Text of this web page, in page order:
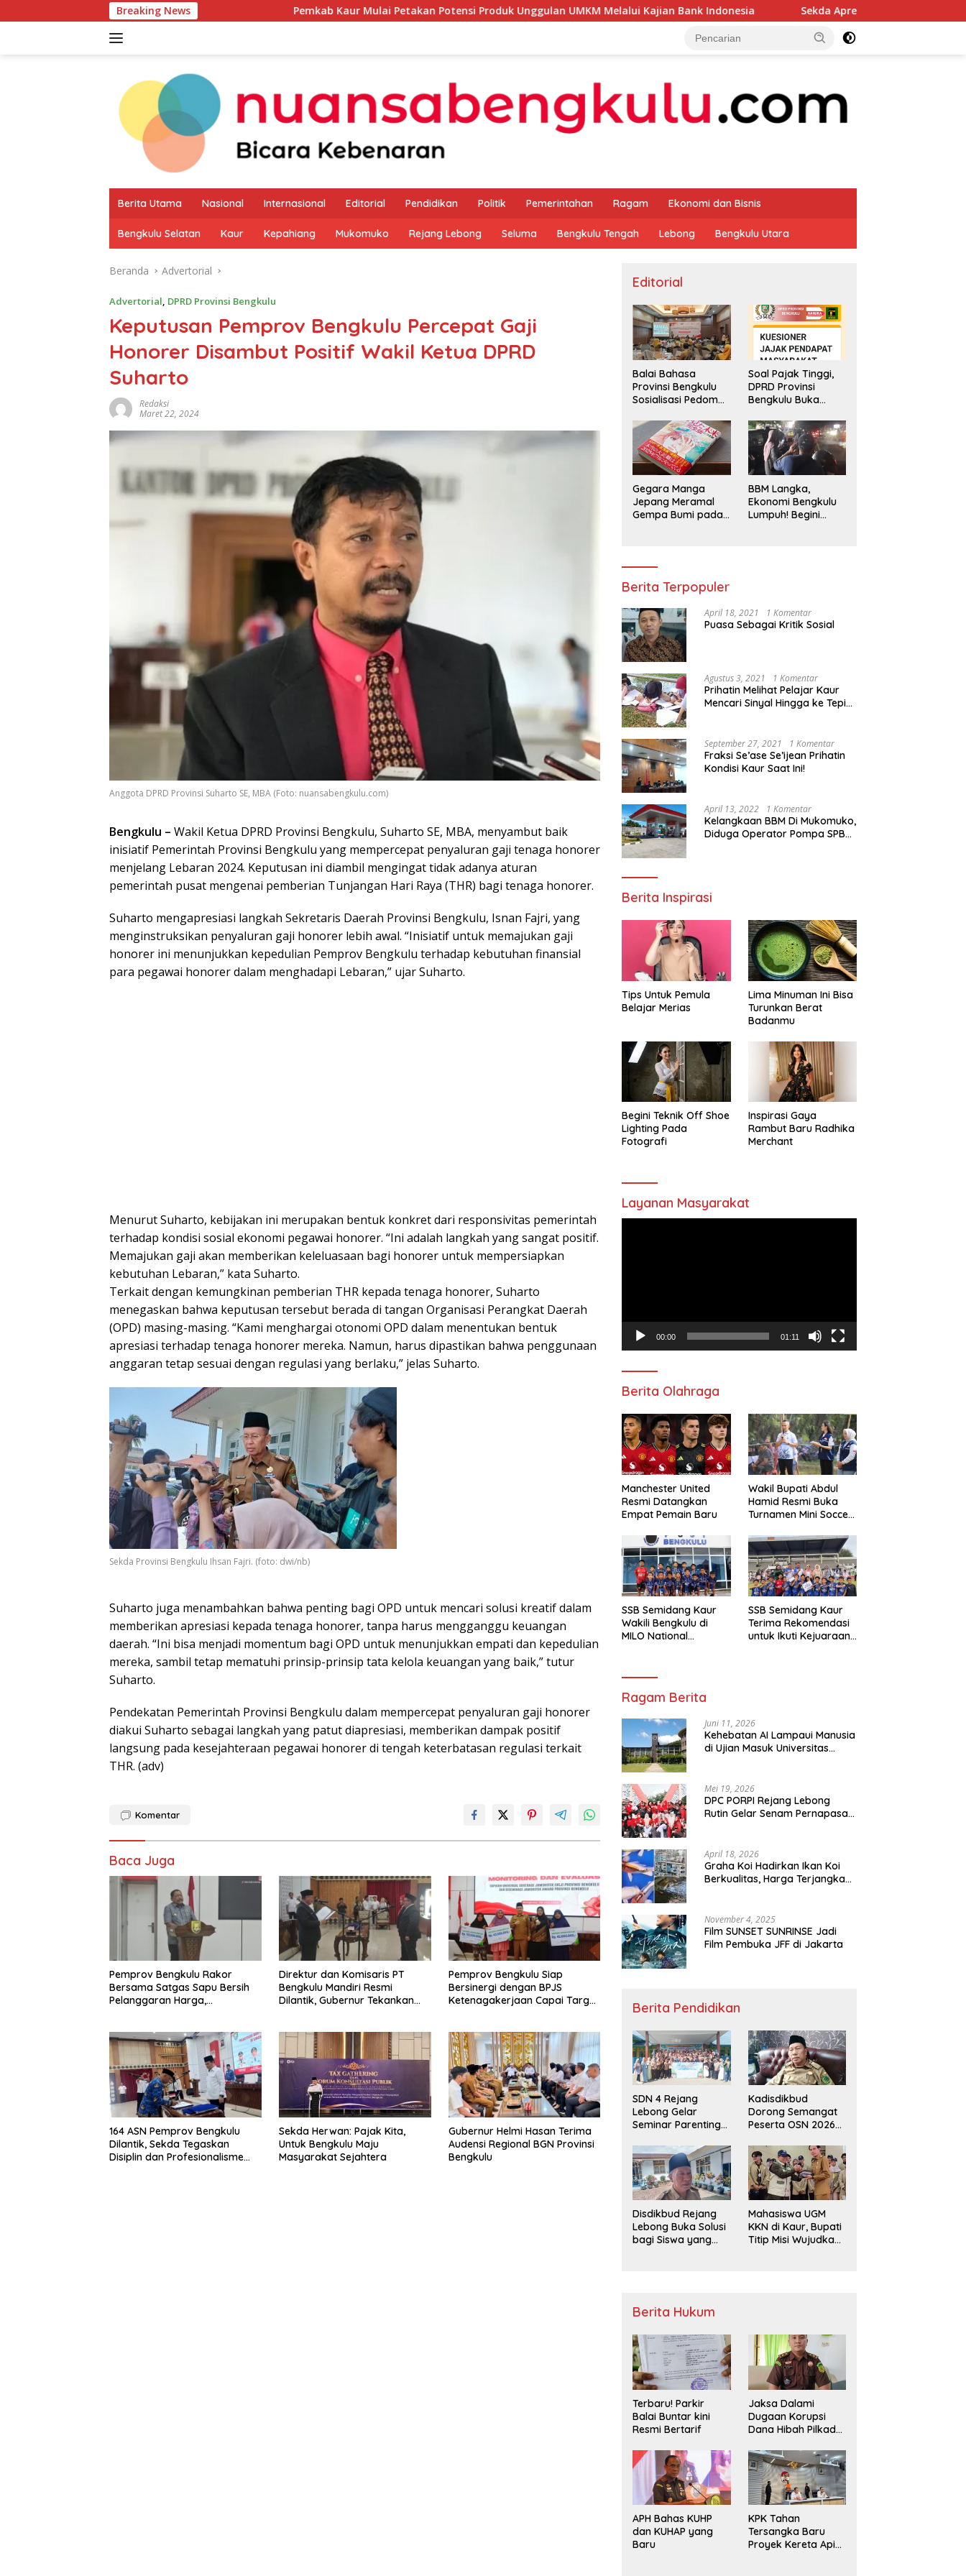
ke
Breaking News Pemkab Kaur Mulai Petakan Potensi Produk Unggulan UMKM Melalui Kajian Bank Indonesia Sekda Apresiasi Inspektorat Provinsi Bengkulu
Berita Utama Nasional Internasional Editorial Pendidikan Politik Pemerintahan Ragam Ekonomi dan Bisnis
Bengkulu Selatan Kaur Kepahiang Mukomuko Rejang Lebong Seluma Bengkulu Tengah Lebong Bengkulu Utara
Beranda Advertorial
Advertorial, DPRD Provinsi Bengkulu
Keputusan Pemprov Bengkulu Percepat Gaji
Honorer Disambut Positif Wakil Ketua DPRD
Suharto
Redaksi
Maret 22, 2024
Anggota DPRD Provinsi Suharto SE, MBA (Foto: nuansabengkulu.com)
Bengkulu – Wakil Ketua DPRD Provinsi Bengkulu, Suharto SE, MBA, menyambut baik
inisiatif Pemerintah Provinsi Bengkulu yang mempercepat penyaluran gaji tenaga honorer
menjelang Lebaran 2024. Keputusan ini diambil mengingat tidak adanya aturan
pemerintah pusat mengenai pemberian Tunjangan Hari Raya (THR) bagi tenaga honorer.
Suharto mengapresiasi langkah Sekretaris Daerah Provinsi Bengkulu, Isnan Fajri, yang
menginstruksikan penyaluran gaji honorer lebih awal. “Inisiatif untuk memajukan gaji
honorer ini menunjukkan kepedulian Pemprov Bengkulu terhadap kebutuhan finansial
para pegawai honorer dalam menghadapi Lebaran,” ujar Suharto.
Menurut Suharto, kebijakan ini merupakan bentuk konkret dari responsivitas pemerintah
terhadap kondisi sosial ekonomi pegawai honorer. “Ini adalah langkah yang sangat positif.
Memajukan gaji akan memberikan keleluasaan bagi honorer untuk mempersiapkan
kebutuhan Lebaran,” kata Suharto.
Terkait dengan kemungkinan pemberian THR kepada tenaga honorer, Suharto
menegaskan bahwa keputusan tersebut berada di tangan Organisasi Perangkat Daerah
(OPD) masing-masing. “Kami menghargai otonomi OPD dalam menentukan bentuk
apresiasi terhadap tenaga honorer mereka. Namun, harus dipastikan bahwa penggunaan
anggaran tetap sesuai dengan regulasi yang berlaku,” jelas Suharto.
Sekda Provinsi Bengkulu Ihsan Fajri. (foto: dwi/nb)
Suharto juga menambahkan bahwa penting bagi OPD untuk mencari solusi kreatif dalam
memberikan apresiasi kepada tenaga honorer, tanpa harus mengganggu keuangan
daerah. “Ini bisa menjadi momentum bagi OPD untuk menunjukkan empati dan kepedulian
mereka, sambil tetap mematuhi prinsip-prinsip tata kelola keuangan yang baik,” tutur
Suharto.
Pendekatan Pemerintah Provinsi Bengkulu dalam mempercepat penyaluran gaji honorer
diakui Suharto sebagai langkah yang patut diapresiasi, memberikan dampak positif
langsung pada kesejahteraan pegawai honorer di tengah keterbatasan regulasi terkait
THR. (adv)
Komentar
Baca Juga
Pemprov Bengkulu Rakor
Bersama Satgas Sapu Bersih
Pelanggaran Harga,
Sorotan
Direktur dan Komisaris PT
Bengkulu Mandiri Resmi
Dilantik, Gubernur Tekankan
Pemprov Bengkulu Siap
Bersinergi dengan BPJS
Ketenagakerjaan Capai Target
164 ASN Pemprov Bengkulu
Dilantik, Sekda Tegaskan
Disiplin dan Profesionalisme
Sekda Herwan: Pajak Kita,
Untuk Bengkulu Maju
Masyarakat Sejahtera
Gubernur Helmi Hasan Terima
Audensi Regional BGN Provinsi
Bengkulu
Editorial
Balai Bahasa
Provinsi Bengkulu
Sosialisasi Pedoman
Penggunaan
Bahasa Indonesia
Soal Pajak Tinggi,
DPRD Provinsi
Bengkulu Buka
Pengaduan
Masyarakat
Gegara Manga
Jepang Meramal
Gempa Bumi pada
BBM Langka,
Ekonomi Bengkulu
Lumpuh! Begini
Berita Terpopuler
April 18, 2021 1 Komentar
Puasa Sebagai Kritik Sosial
Agustus 3, 2021 1 Komentar
Prihatin Melihat Pelajar Kaur
Mencari Sinyal Hingga ke Tepi
Segera Bertindak
September 27, 2021 1 Komentar
Fraksi Se’ase Se’ijean Prihatin
Kondisi Kaur Saat Ini!
April 13, 2022 1 Komentar
Kelangkaan BBM Di Mukomuko,
Diduga Operator Pompa SPBU
Berita Inspirasi
Tips Untuk Pemula
Belajar Merias
Lima Minuman Ini Bisa
Turunkan Berat
Badanmu
Begini Teknik Off Shoe
Lighting Pada
Fotografi
Inspirasi Gaya
Rambut Baru Radhika
Merchant
Layanan Masyarakat
00:00 01:11
Berita Olahraga
Manchester United
Resmi Datangkan
Empat Pemain Baru
Wakil Bupati Abdul
Hamid Resmi Buka
Turnamen Mini Soccer
SSB Semidang Kaur
Wakili Bengkulu di
MILO National
SSB Semidang Kaur
Terima Rekomendasi
untuk Ikuti Kejuaraan
Ragam Berita
Juni 11, 2026
Kehebatan AI Lampaui Manusia
di Ujian Masuk Universitas
Mei 19, 2026
DPC PORPI Rejang Lebong
Rutin Gelar Senam Pernapasan
April 18, 2026
Graha Koi Hadirkan Ikan Koi
Berkualitas, Harga Terjangkau
November 4, 2025
Film SUNSET SUNRINSE Jadi
Film Pembuka JFF di Jakarta
Berita Pendidikan
SDN 4 Rejang
Lebong Gelar
Seminar Parenting
Bullying,
Kadisdikbud: Patut
Jadi Contoh
Kadisdikbud
Dorong Semangat
Peserta OSN 2026
Disdikbud Rejang
Lebong Buka Solusi
bagi Siswa yang
Mahasiswa UGM
KKN di Kaur, Bupati
Titip Misi Wujudkan
Berita Hukum
Terbaru! Parkir
Balai Buntar kini
Resmi Bertarif
Jaksa Dalami
Dugaan Korupsi
Dana Hibah Pilkada
Kaur
APH Bahas KUHP
dan KUHAP yang
Baru
KPK Tahan
Tersangka Baru
Proyek Kereta Api